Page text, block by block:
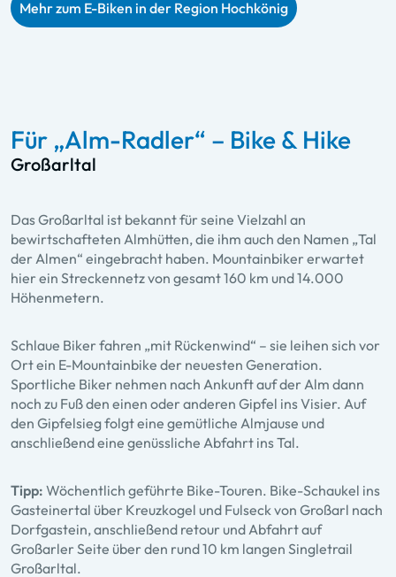
Mehr zum E-Biken in der Region Hochkönig
Für „Alm-Radler“ – Bike & Hike
Großarltal
Das Großarltal ist bekannt für seine Vielzahl an
bewirtschafteten Almhütten, die ihm auch den Namen „Tal
der Almen“ eingebracht haben. Mountainbiker erwartet
hier ein Streckennetz von gesamt 160 km und 14.000
Höhenmetern.
Schlaue Biker fahren „mit Rückenwind“ – sie leihen sich vor
Ort ein E-Mountainbike der neuesten Generation.
Sportliche Biker nehmen nach Ankunft auf der Alm dann
noch zu Fuß den einen oder anderen Gipfel ins Visier. Auf
den Gipfelsieg folgt eine gemütliche Almjause und
anschließend eine genüssliche Abfahrt ins Tal.
Tipp: Wöchentlich geführte Bike-Touren. Bike-Schaukel ins
Gasteinertal über Kreuzkogel und Fulseck von Großarl nach
Dorfgastein, anschließend retour und Abfahrt auf
Großarler Seite über den rund 10 km langen Singletrail
Großarltal.